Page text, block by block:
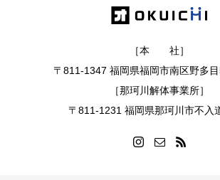
［本 社］
〒811-1347 福岡県福岡市南区野多
［那珂川解体事業所］
〒811-1231 福岡県那珂川市不入